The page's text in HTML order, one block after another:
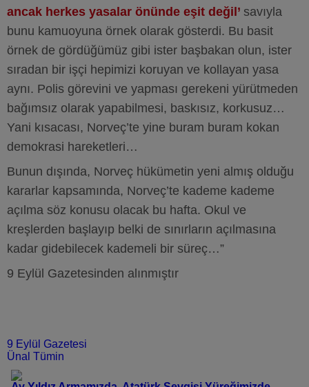
ancak herkes yasalar önünde eşit değil’ savıyla
bunu kamuoyuna örnek olarak gösterdi. Bu basit
örnek de gördüğümüz gibi ister başbakan olun, ister
sıradan bir işçi hepimizi koruyan ve kollayan yasa
aynı. Polis görevini ve yapması gerekeni yürütmeden
bağımsız olarak yapabilmesi, baskısız, korkusuz…
Yani kısacası, Norveç’te yine buram buram kokan
demokrasi hareketleri…
Bunun dışında, Norveç hükümetin yeni almış olduğu
kararlar kapsamında, Norveç’te kademe kademe
açılma söz konusu olacak bu hafta. Okul ve
kreşlerden başlayıp belki de sınırların açılmasına
kadar gidebilecek kademeli bir süreç…”
9 Eylül Gazetesinden alınmıştır
9 Eylül Gazetesi
Ünal Tümin